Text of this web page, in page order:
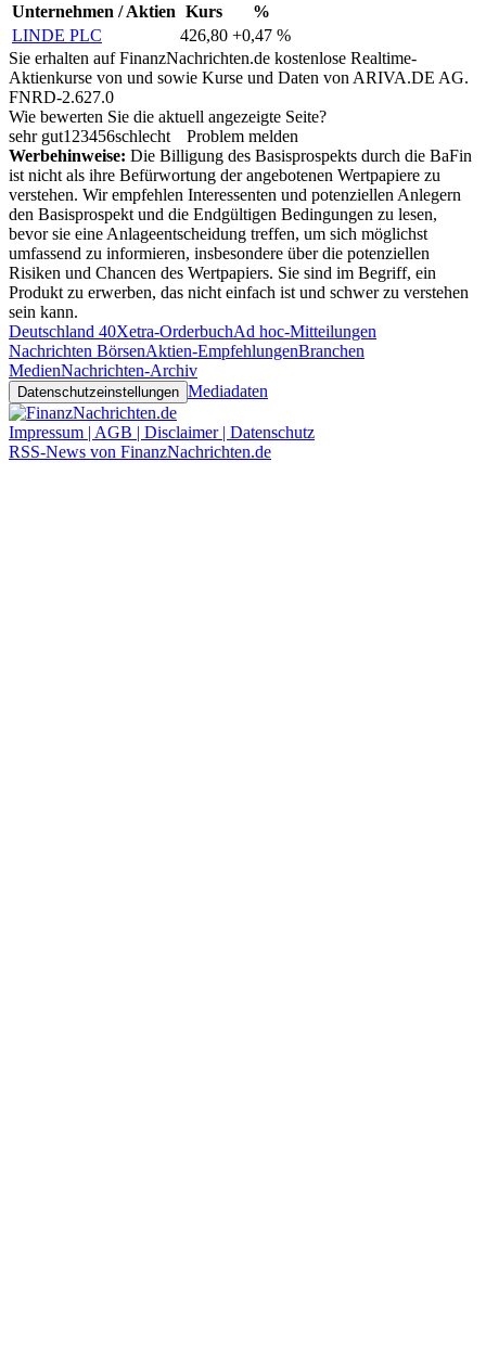
Unternehmen / Aktien Kurs
%
LINDE PLC
426,80 +0,47 %
Sie erhalten auf FinanzNachrichten.de kostenlose Realtime-
Aktienkurse von und sowie Kurse und Daten von ARIVA.DE AG.
FNRD-2.627.0
Wie bewerten Sie die aktuell angezeigte Seite?
sehr gut1 23456schlecht
Problem melden
Werbehinweise: Die Billigung des Basisprospekts durch die BaFin
ist nicht als ihre Befürwortung der angebotenen Wertpapiere zu
verstehen. Wir empfehlen Interessenten und potenziellen Anlegern
den Basisprospekt und die Endgültigen Bedingungen zu lesen,
bevor sie eine Anlageentscheidung treffen, um sich möglichst
umfassend zu informieren, insbesondere über die potenziellen
Risiken und Chancen des Wertpapiers. Sie sind im Begriff, ein
Produkt zu erwerben, das nicht einfach ist und schwer zu verstehen
sein kann.
Deutschland 40Xetra-OrderbuchAd hoc-Mitteilungen
Nachrichten BörsenAktien-EmpfehlungenBranchen
MedienNachrichten-Archiv
Datenschutzeinstellungen Mediadaten
Impressum | AGB | Disclaimer | Datenschutz
RSS-News von FinanzNachrichten.de